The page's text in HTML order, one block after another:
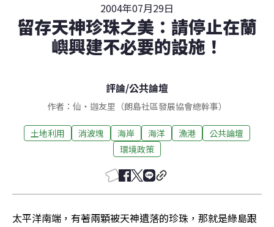
2004年07月29日
留存天神珍珠之美：請停止在蘭
嶼興建不必要的設施！
評論/公共論壇
作者：仙‧迦友里（朗島社區發展協會總幹事）
土地利用 消波塊 海岸 海洋 漁港
公共論壇
環境政策
太平洋南端，有著兩顆被天神遺落的珍珠，那就是綠島跟